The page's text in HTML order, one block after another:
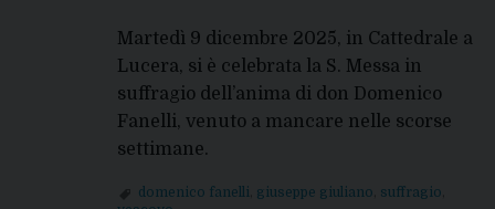
Martedì 9 dicembre 2025, in Cattedrale a
Lucera, si è celebrata la S. Messa in
suffragio dell’anima di don Domenico
Fanelli, venuto a mancare nelle scorse
settimane.
domenico fanelli giuseppe giuliano suffragio